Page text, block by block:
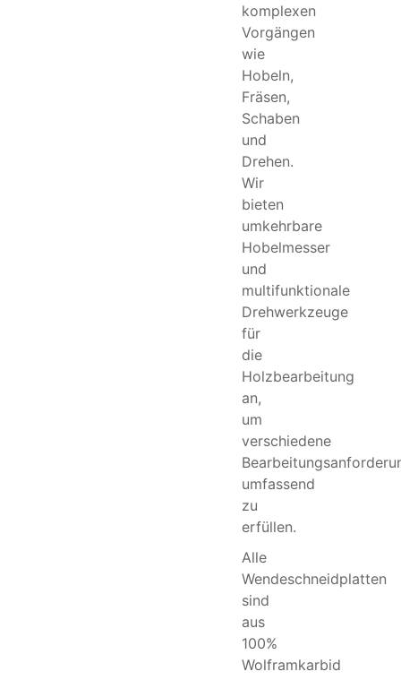
komplexen
Vorgängen
wie
Hobeln,
Fräsen,
Schaben
und
Drehen.
Wir
bieten
umkehrbare
Hobelmesser
und
multifunktionale
Drehwerkzeuge
für
die
Holzbearbeitung
an,
um
verschiedene
umfassend
zu
erfüllen.
Alle
Wendeschneidplatten
sind
aus
100%
Wolframkarbid